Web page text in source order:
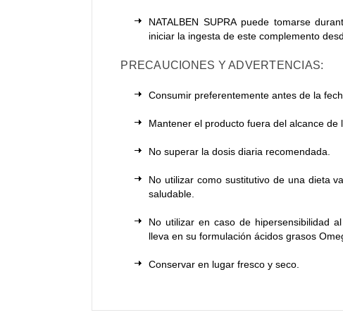
NATALBEN SUPRA puede tomarse
iniciar la ingesta de este complemento
PRECAUCIONES Y ADVERTENCIAS:
Consumir preferentemente antes de la
Mantener el producto fuera del alcance de
No superar la dosis diaria recomendada.
No utilizar como sustitutivo de una dieta
saludable.
No utilizar en caso de hipersensibilidad
lleva en su formulación ácidos grasos
Conservar en lugar fresco y seco.